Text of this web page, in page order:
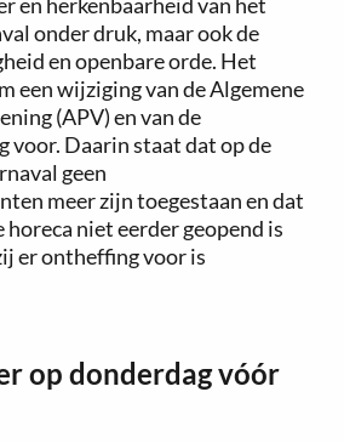
onder druk, maar ook de
en openbare orde. Het
een wijziging van de Algemene
(APV) en van de
voor. Daarin staat dat op de
geen
meer zijn toegestaan en dat
niet eerder geopend is
er ontheffing voor is
op donderdag vóór